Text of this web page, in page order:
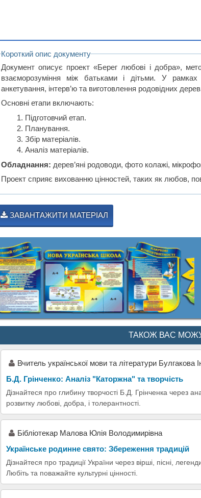
Короткий опис документу
Документ описує проект «Берег любові і добра»,
взаєморозуміння між батьками і дітьми. У рамках
анкетування, інтерв’ю та виготовлення родовідних
Основні етапи включають:
Підготовчий етап.
Планування.
Збір матеріалів.
Аналіз матеріалів.
Обладнання: дерев’яні родоводи, фото колажі,
Проект сприяє вихованню цінностей, таких як любов,
ЗАВАНТАЖИТИ МАТЕРІАЛ
ТАКОЖ ВАС
Вчитель української мови та літератури Булгакова
Б.Д. Грінченко: Аналіз "Каторжна" та творчість
Дізнайтеся про глибину творчості Б.Д. Грінченка через
розвитку любові, добра, і толерантності.
Бібліотекар Малова Юлія Володимирівна
Українське родинне свято: Збереження традицій
Дізнайтеся про традиції України через вірші, пісні,
Любіть та поважайте культурні цінності.